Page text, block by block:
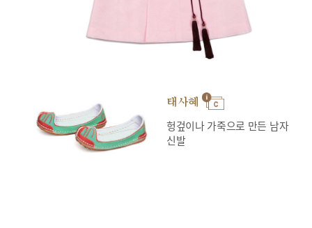
태사혜
헝겊이나 가죽으로 만든 남자
신발